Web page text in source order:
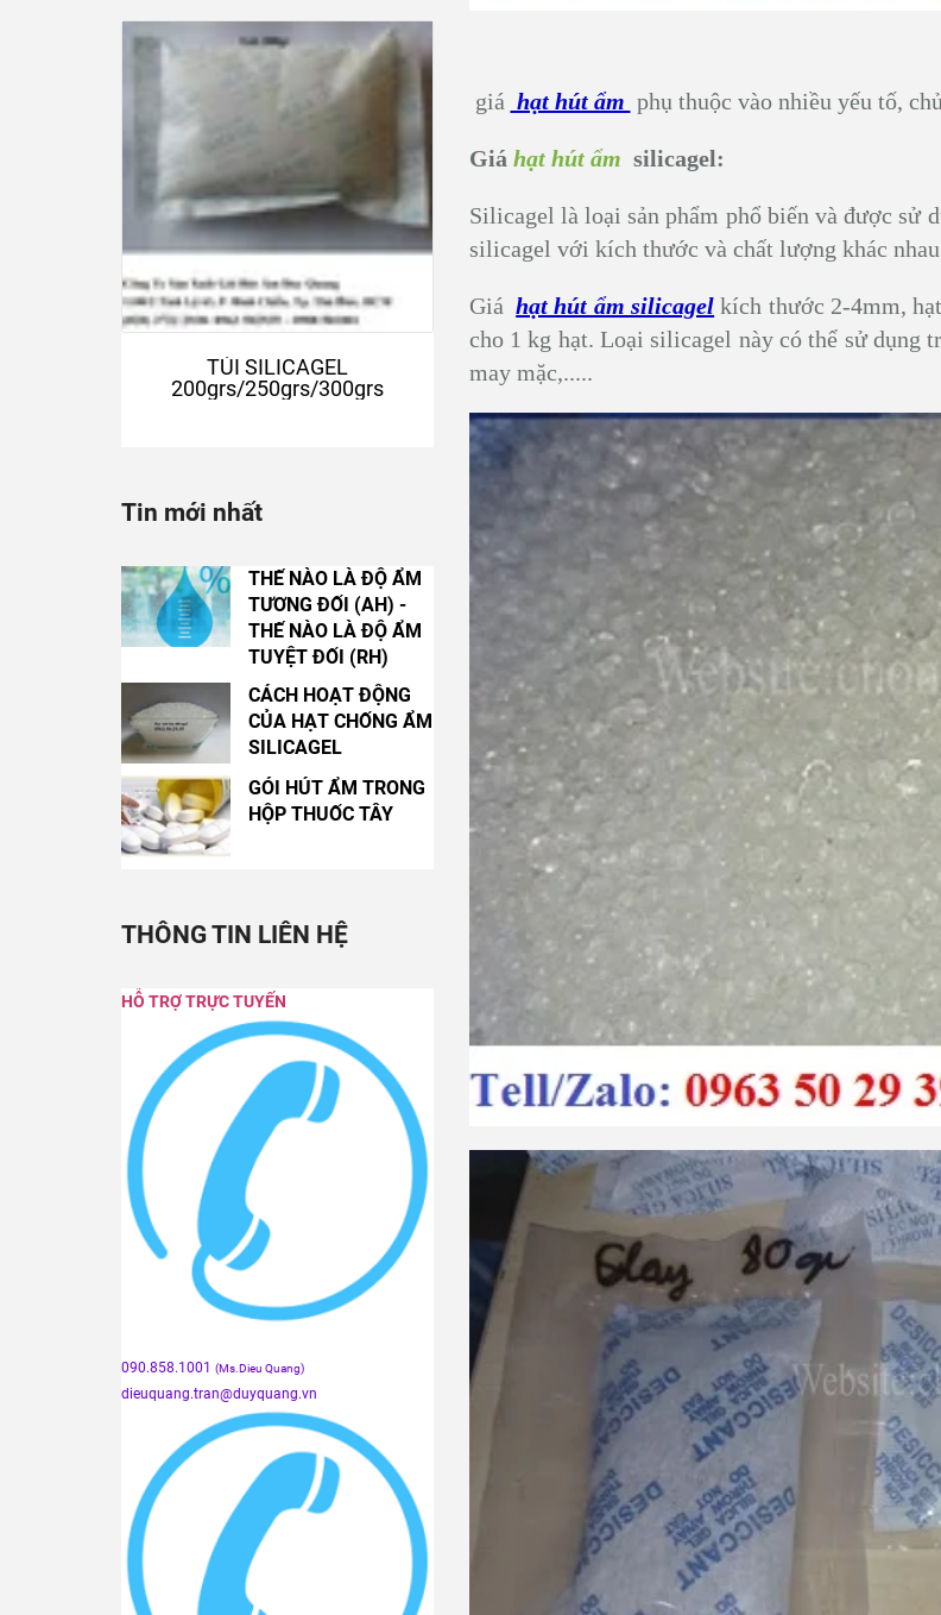
giá hạt hút ẩm phụ thuộc vào nhiều yếu tố,
Giá hạt hút ẩm silicagel:
Silicagel là loại sản phẩm phổ biến và được sử
silicagel với kích thước và chất lượng khác
Giáhạt hút ẩm silicagel kích thước 2-4mm,
cho 1 kg hạt. Loại silicagel này có thể sử dụng
may mặc,.....
TÚI SILICAGEL
200grs/250grs/300grs
Tin mới nhất
THẾ NÀO LÀ ĐỘ ẨM
TƯƠNG ĐỐI (AH) -
THẾ NÀO LÀ ĐỘ ẨM
TUYỆT ĐỐI (RH)
CÁCH HOẠT ĐỘNG
CỦA HẠT CHỐNG ẨM
SILICAGEL
GÓI HÚT ẨM TRONG
HỘP THUỐC TÂY
THÔNG TIN LIÊN HỆ
HỖ TRỢ TRỰC TUYẾN
090.858.1001 (Ms.Dieu Quang)
dieuquang.tran@duyquang.vn